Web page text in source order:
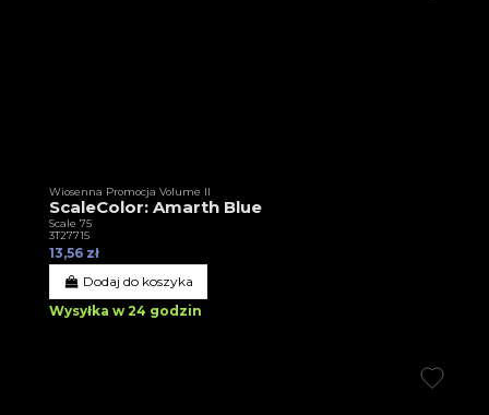
Wiosenna Promocja Volume II
ScaleColor: Amarth Blue
Scale 75
3T27715
13,56 zł
Dodaj do koszyka
Wysyłka w 24 godzin